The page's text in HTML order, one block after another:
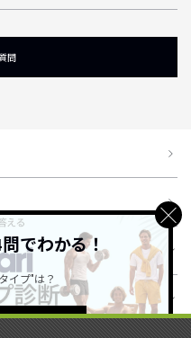
問
でわかる！
イプ"は？
ら ＞